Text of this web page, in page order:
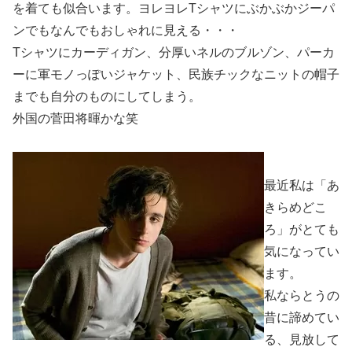
を着ても似合います。ヨレヨレTシャツにぶかぶかジーパ
ンでもなんでもおしゃれに見える・・・
Tシャツにカーディガン、分厚いネルのブルゾン、パーカ
ーに軍モノっぽいジャケット、民族チックなニットの帽子
までも自分のものにしてしまう。
外国の菅田将暉かな笑
最近私は「あ
きらめどこ
ろ」がとても
気になってい
ます。
私ならとうの
昔に諦めてい
る、見放して